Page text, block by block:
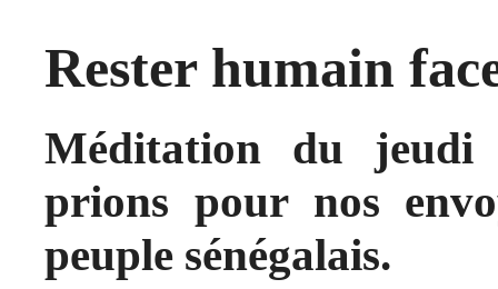
Rester humain
Méditation du jeudi
prions pour nos
peuple sénégalais.